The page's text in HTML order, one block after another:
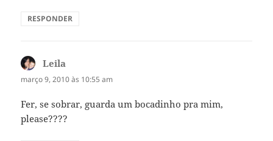
RESPONDER
Leila
março 9, 2010 às 10:55 am
Fer, se sobrar, guarda um bocadinho pra mim,
please????